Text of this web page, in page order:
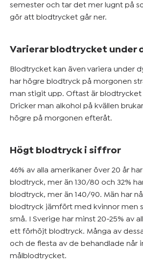
semester och tar det mer lugnt på
gör att blodtrycket går ner.
Varierar blodtrycket under
Blodtrycket kan även variera under
har högre blodtryck på morgonen
man stigit upp. Oftast är blodtrycket
Dricker man alkohol på kvällen
högre på morgonen efteråt.
Högt blodtryck i siffror
46% av alla amerikaner över 20 år
blodtryck, mer än 130/80 och 32%
blodtryck, mer än 140/90. Män har
blodtryck jämfört med kvinnor men
små. I Sverige har minst 20-25% av
ett förhöjt blodtryck. Många av
och de flesta av de behandlade når
målblodtrycket.